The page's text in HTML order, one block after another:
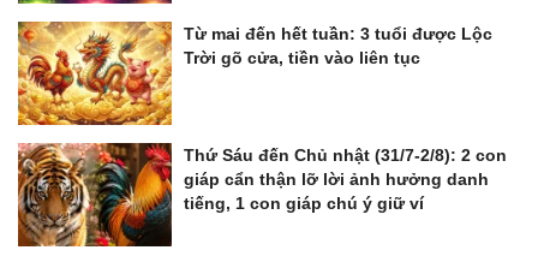
Từ mai đến hết tuần: 3 tuổi được Lộc
Trời gõ cửa, tiền vào liên tục
Thứ Sáu đến Chủ nhật (31/7-2/8): 2 con
giáp cẩn thận lỡ lời ảnh hưởng danh
tiếng, 1 con giáp chú ý giữ ví